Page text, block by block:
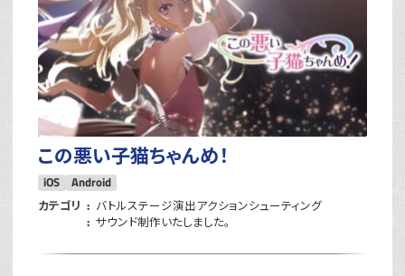
この悪い子猫ちゃんめ！
iOS
Android
カテゴリ
バトルステージ演出アクションシューティング
サウンド制作いたしました。